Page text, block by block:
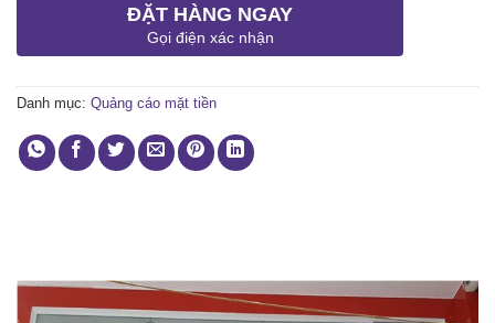
ĐẶT HÀNG NGAY
Gọi điện xác nhận
Danh mục: Quảng cáo mặt tiền